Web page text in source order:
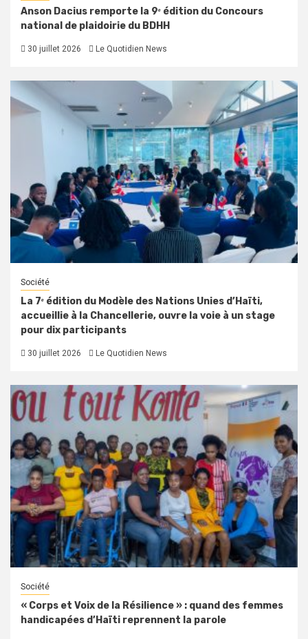
Anson Dacius remporte la 9ᵉ édition du Concours
national de plaidoirie du BDHH
30 juillet 2026 Le Quotidien News
Société
La 7ᵉ édition du Modèle des Nations Unies d’Haïti,
accueillie à la Chancellerie, ouvre la voie à un stage
pour dix participants
30 juillet 2026 Le Quotidien News
Société
« Corps et Voix de la Résilience » : quand des femmes
handicapées d’Haïti reprennent la parole